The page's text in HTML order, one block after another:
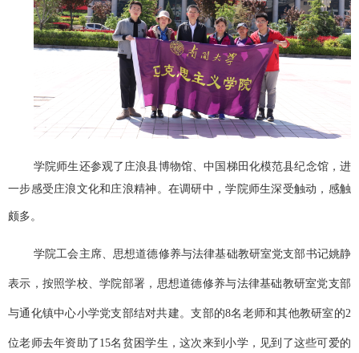
学院师生还参观了庄浪县博物馆、中国梯田化模范县纪念馆，进
一步感受庄浪文化和庄浪精神。在调研中，学院师生深受触动，感触
颇多。
学院工会主席、思想道德修养与法律基础教研室党支部书记姚静
表示，按照学校、学院部署，思想道德修养与法律基础教研室党支部
与通化镇中心小学党支部结对共建。支部的8名老师和其他教研室的2
位老师去年资助了15名贫困学生，这次来到小学，见到了这些可爱的